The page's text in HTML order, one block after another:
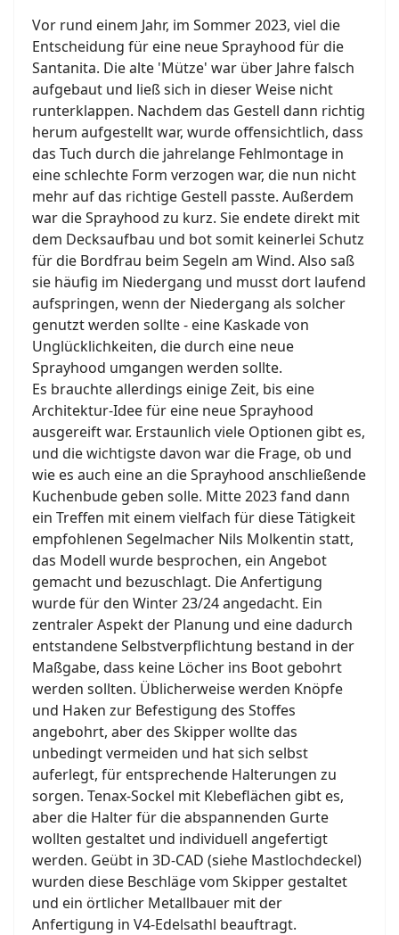
Vor rund einem Jahr, im Sommer 2023, viel die
Entscheidung für eine neue Sprayhood für die
Santanita. Die alte 'Mütze' war über Jahre falsch
aufgebaut und ließ sich in dieser Weise nicht
runterklappen. Nachdem das Gestell dann richtig
herum aufgestellt war, wurde offensichtlich, dass
das Tuch durch die jahrelange Fehlmontage in
eine schlechte Form verzogen war, die nun nicht
mehr auf das richtige Gestell passte. Außerdem
war die Sprayhood zu kurz. Sie endete direkt mit
dem Decksaufbau und bot somit keinerlei Schutz
für die Bordfrau beim Segeln am Wind. Also saß
sie häufig im Niedergang und musst dort laufend
aufspringen, wenn der Niedergang als solcher
genutzt werden sollte - eine Kaskade von
Unglücklichkeiten, die durch eine neue
Sprayhood umgangen werden sollte.
Es brauchte allerdings einige Zeit, bis eine
Architektur-Idee für eine neue Sprayhood
ausgereift war. Erstaunlich viele Optionen gibt es,
und die wichtigste davon war die Frage, ob und
wie es auch eine an die Sprayhood anschließende
Kuchenbude geben solle. Mitte 2023 fand dann
ein Treffen mit einem vielfach für diese Tätigkeit
empfohlenen Segelmacher Nils Molkentin statt,
das Modell wurde besprochen, ein Angebot
gemacht und bezuschlagt. Die Anfertigung
wurde für den Winter 23/24 angedacht. Ein
zentraler Aspekt der Planung und eine dadurch
entstandene Selbstverpflichtung bestand in der
Maßgabe, dass keine Löcher ins Boot gebohrt
werden sollten. Üblicherweise werden Knöpfe
und Haken zur Befestigung des Stoffes
angebohrt, aber des Skipper wollte das
unbedingt vermeiden und hat sich selbst
auferlegt, für entsprechende Halterungen zu
sorgen. Tenax-Sockel mit Klebeflächen gibt es,
aber die Halter für die abspannenden Gurte
wollten gestaltet und individuell angefertigt
werden. Geübt in 3D-CAD (siehe Mastlochdeckel)
wurden diese Beschläge vom Skipper gestaltet
und ein örtlicher Metallbauer mit der
Anfertigung in V4-Edelsathl beauftragt.